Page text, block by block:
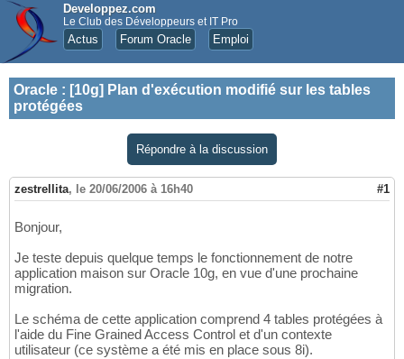
Developpez.com
Le Club des Développeurs et IT Pro
Actus Forum Oracle Emploi
Oracle : [10g] Plan d'exécution modifié sur les tables
protégées
Répondre à la discussion
zestrellita, le 20/06/2006 à 16h40 #1
Bonjour,
Je teste depuis quelque temps le fonctionnement de notre
application maison sur Oracle 10g, en vue d'une prochaine
migration.
Le schéma de cette application comprend 4 tables protégées à
l'aide du Fine Grained Access Control et d'un contexte
utilisateur (ce système a été mis en place sous 8i).